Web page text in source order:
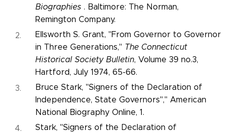
Biographies . Baltimore: The Norman,
Remington Company.
Ellsworth S. Grant, "From Governor to Governor
in Three Generations," The Connecticut
Historical Society Bulletin, Volume 39 no.3,
Hartford, July 1974, 65-66.
Bruce Stark, "Signers of the Declaration of
Independence, State Governors"," American
National Biography Online, 1.
Stark, "Signers of the Declaration of